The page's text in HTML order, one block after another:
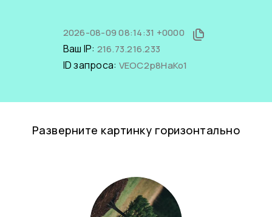
2026-08-09 08:14:31 +0000
Ваш IP: 216.73.216.233
ID запроса: VEOC2p8HaKo1
Разверните картинку горизонтально